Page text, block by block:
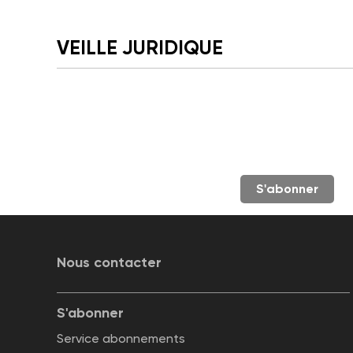
VEILLE JURIDIQUE
S'abonner
Nous contacter
S'abonner
Service abonnements